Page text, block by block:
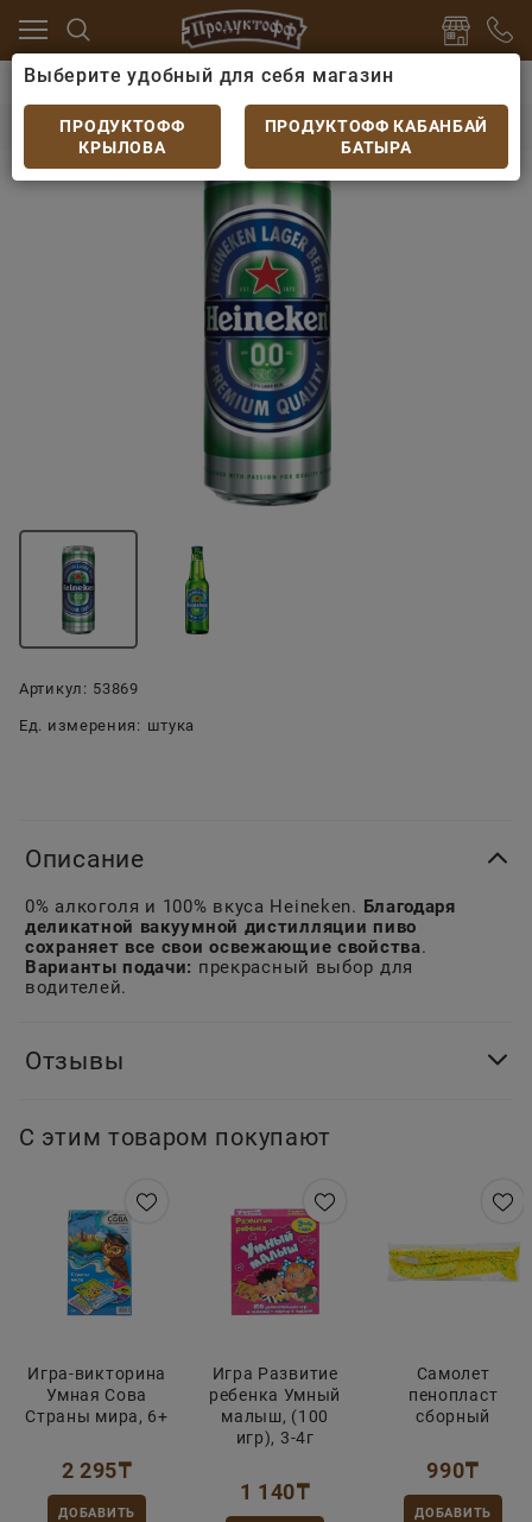
Ж/Б Пиво импортное
Пиво Heineken
Пиво Heineken безалк 0.43 ж/б
Артикул: 53869
Ед. измерения: штука
Описание
0% алкоголя и 100% вкуса Heineken. Благодаря
деликатной вакуумной дистилляции пиво
сохраняет все свои освежающие свойства.
Варианты подачи: прекрасный выбор для
водителей.
Отзывы
С этим товаром покупают
Игра-викторина
Умная Сова
Страны мира, 6+
2 295₸
ДОБАВИТЬ
Игра Развитие
ребенка Умный
малыш, (100
игр), 3-4г
1 140₸
Самолет
пенопласт
сборный
990₸
ДОБАВИТЬ
Выберите удобный для себя магазин
ПРОДУКТОФФ
КРЫЛОВА
ПРОДУКТОФФ КАБАНБАЙ
БАТЫРА